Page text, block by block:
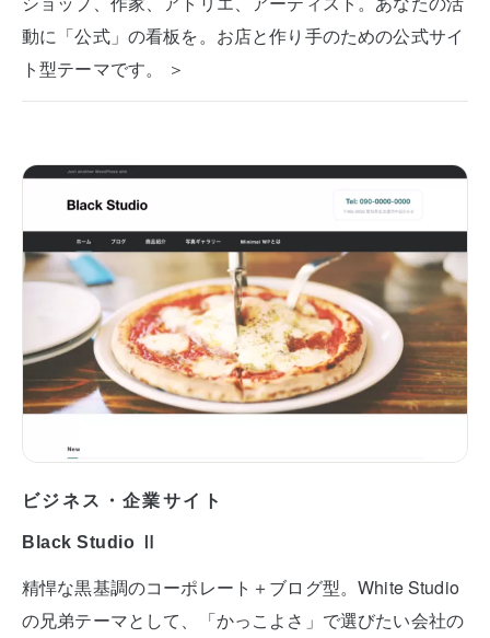
動に「公式」の看板を。お店と作り手のための公式サイ
ト型テーマです。 ＞
ビジネス・企業サイト
Black Studio Ⅱ
精悍な黒基調のコーポレート＋ブログ型。White Studio
の兄弟テーマとして、「かっこよさ」で選びたい会社の